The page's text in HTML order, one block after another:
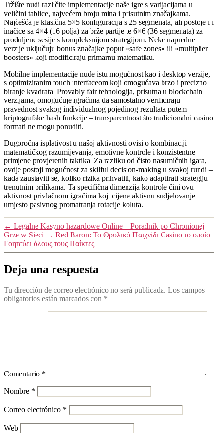
Tržište nudi različite implementacije naše igre s varijacijama u
veličini tablice, najvećem broju mina i prisutnim značajkama.
Najčešća je klasična 5×5 konfiguracija s 25 segmenata, ali postoje i i
inačice sa 4×4 (16 polja) za brže partije te 6×6 (36 segmenata) za
produljene sesije s kompleksnijom strategijom. Neke napredne
verzije uključuju bonus značajke poput «safe zones» ili «multiplier
boosters» koji modificiraju primarnu matematiku.
Mobilne implementacije nude istu mogućnost kao i desktop verzije,
s optimiziranim touch interfaceom koji omogućava brzo i precizno
biranje kvadrata. Provably fair tehnologija, prisutna u blockchain
verzijama, omogućuje igračima da samostalno verificiraju
pravednost svakog individualnog pojedinog rezultata putem
kriptografske hash funkcije – transparentnost što tradicionalni casino
formati ne mogu ponuditi.
Dugoročna isplativost u našoj aktivnosti ovisi o kombinaciji
matematičkog razumijevanja, emotivne kontrole i konzistentne
primjene provjerenih taktika. Za razliku od čisto nasumičnih igara,
ovdje postoji mogućnost za skilful decision-making u svakoj rundi –
kada zaustaviti se, koliko rizika prihvatiti, kako adaptirati strategiju
trenutnim prilikama. Ta specifična dimenzija kontrole čini ovu
aktivnost privlačnom igračima koji cijene aktivnu sudjelovanje
umjesto pasivnog promatranja rotacije koluta.
← Legalne Kasyno hazardowe Online – Poradnik po Chronionej
Grze w Sieci → Red Baron: Το Θρυλικό Παιχνίδι Casino το οποίο
Γοητεύει όλους τους Παίκτες
Deja una respuesta
Tu dirección de correo electrónico no será publicada. Los campos
obligatorios están marcados con *
Comentario *
Nombre *
Correo electrónico *
Web